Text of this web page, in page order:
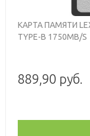
КАРТА ПАМЯТИ
TYPE-B 1750MB/S
889,90 руб.